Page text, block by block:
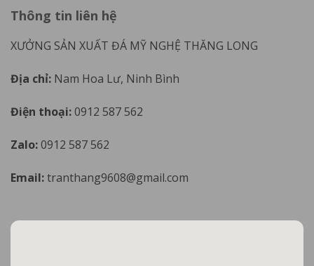
Thông tin liên hệ
XƯỞNG SẢN XUẤT ĐÁ MỸ NGHỆ THĂNG LONG
Địa chỉ: Nam Hoa Lư, Ninh Bình
Điện thoại:0912 587 562
Zalo:0912 587 562
Email:tranthang9608@gmail.com